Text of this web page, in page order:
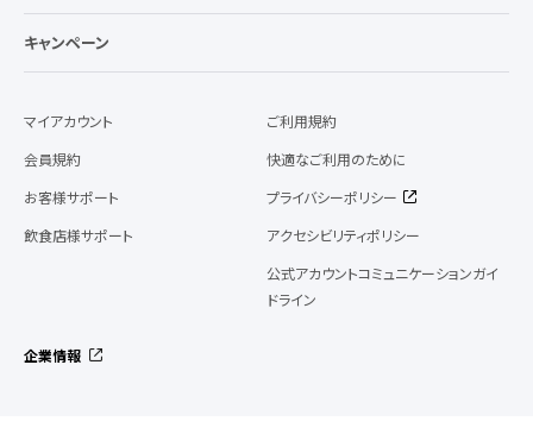
キャンペーン
マイアカウント
会員規約
お客様サポート
飲食店様サポート
ご利用規約
快適なご利用のために
プライバシーポリシー
アクセシビリティポリシー
公式アカウントコミュニケーションガイ
ドライン
企業情報